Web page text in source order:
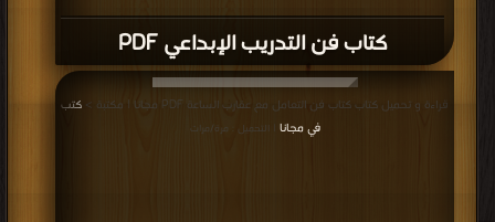
كتاب فن التدريب الإبداعي PDF
قراءة و تحميل كتاب كتاب فن التعامل مع عقارب الساعة PDF مجانا | مكتبة >
كتب
في مجانا | التحميل : مرة/مرات